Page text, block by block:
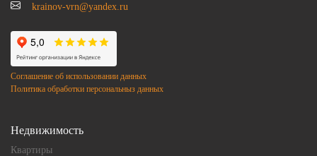
krainov-vrn@yandex.ru
Соглашение об использовании данных
Политика обработки персональныз данных
Недвижимость
Квартиры